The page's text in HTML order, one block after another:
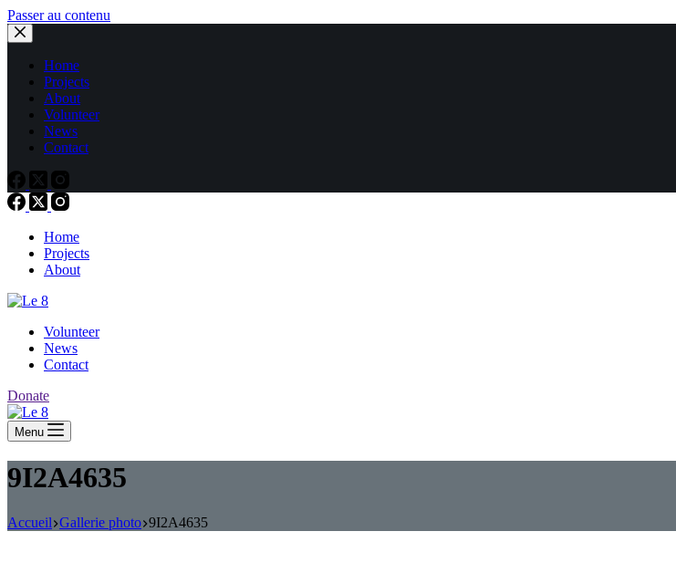
Passer au contenu
Home
Projects
About
Volunteer
News
Contact
Home
Projects
About
Volunteer
News
Contact
Donate
Menu
9I2A4635
Accueil Gallerie photo 9I2A4635